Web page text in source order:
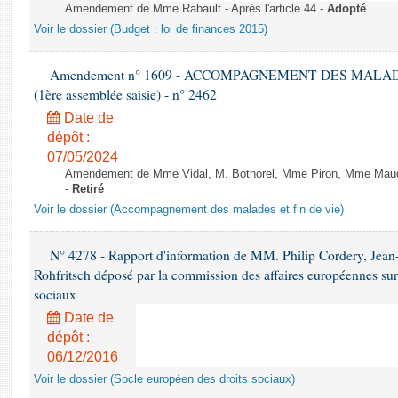
Amendement de Mme Rabault - Après l'article 44 - Adopté
Voir le dossier (Budget : loi de finances 2015)
Amendement n° 1609 - ACCOMPAGNEMENT DES
(1ère assemblée saisie) - n° 2462
Date de
dépôt :
07/05/2024
Amendement de Mme Vidal, M. Bothorel, Mme Piron, Mme
- Retiré
Voir le dossier (Accompagnement des malades et fin de vie)
N° 4278 - Rapport d'information de MM. Philip Cordery,
Rohfritsch déposé par la commission des affaires européennes
sociaux
Date de
dépôt :
06/12/2016
Voir le dossier (Socle européen des droits sociaux)